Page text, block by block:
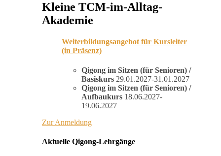
Kleine TCM-im-Alltag-
Akademie
Weiterbildungsangebot für Kursleiter
(in Präsenz)
Qigong im Sitzen (für Senioren) /
Basiskurs 29.01.2027-31.01.2027
Qigong im Sitzen (für Senioren) /
Aufbaukurs 18.06.2027-
19.06.2027
Zur Anmeldung
Aktuelle Qigong-Lehrgänge